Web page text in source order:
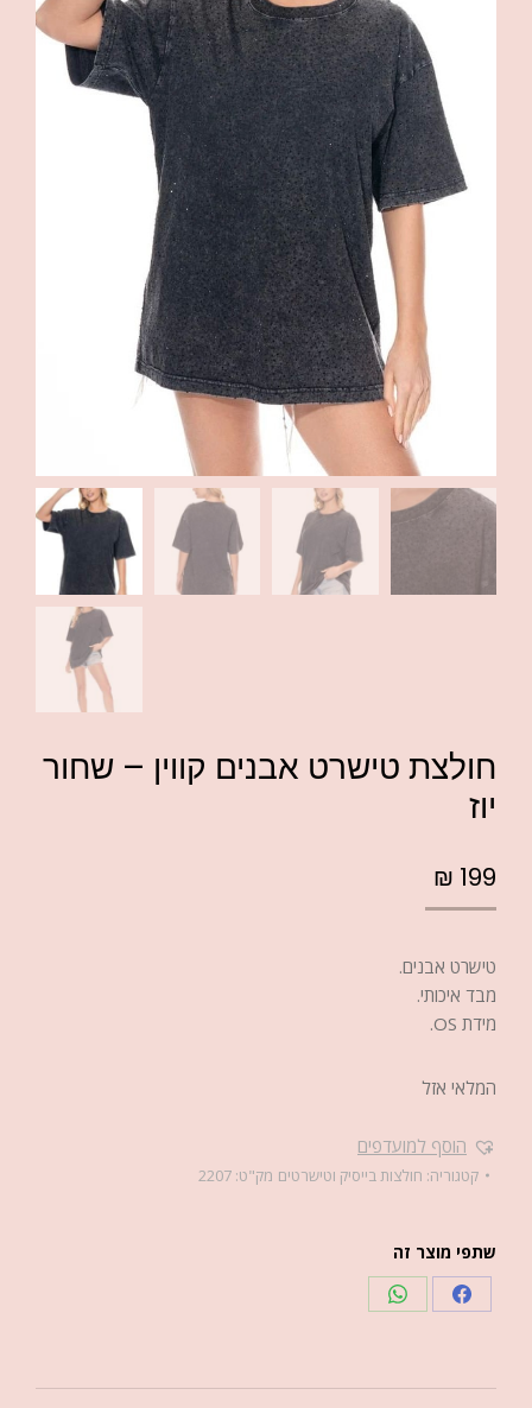
חולצת טישרט אבנים קווין – שחור
יוז
₪ 199
טישרט אבנים.
מבד איכותי.
מידת OS.
המלאי אזל
הוסף למועדפים
קטגוריה: חולצות בייסיק וטישרטים מק"ט: 2207
שתפי מוצר זה